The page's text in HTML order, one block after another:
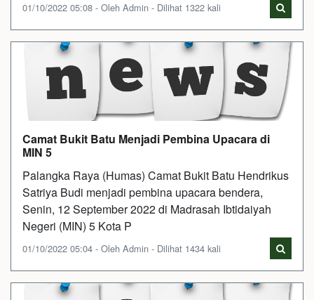
01/10/2022 05:08 - Oleh Admin - Dilihat 1322 kali
Camat Bukit Batu Menjadi Pembina Upacara di
MIN 5
Palangka Raya (Humas) Camat Bukit Batu Hendrikus
Satriya Budi menjadi pembina upacara bendera,
Senin, 12 September 2022 di Madrasah Ibtidaiyah
Negeri (MIN) 5 Kota P
01/10/2022 05:04 - Oleh Admin - Dilihat 1434 kali